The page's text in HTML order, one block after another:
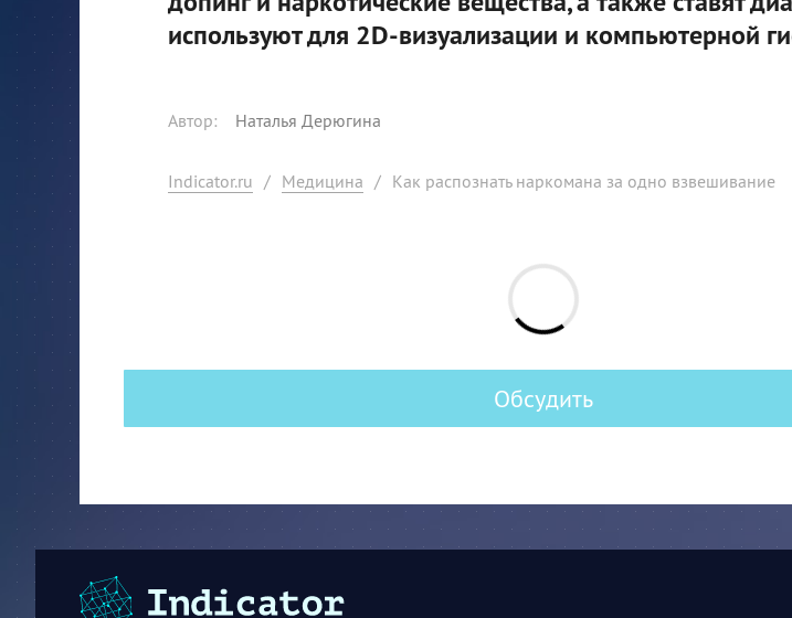
используют для 2D-визуализации и компьютерной
Автор: Наталья Дерюгина
Indicator.ru / Медицина / Как распознать наркомана за одно взвешивание
Обсудить